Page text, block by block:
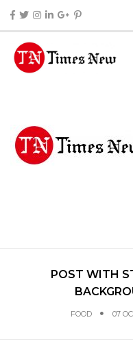
POST WITH
FOOD 07